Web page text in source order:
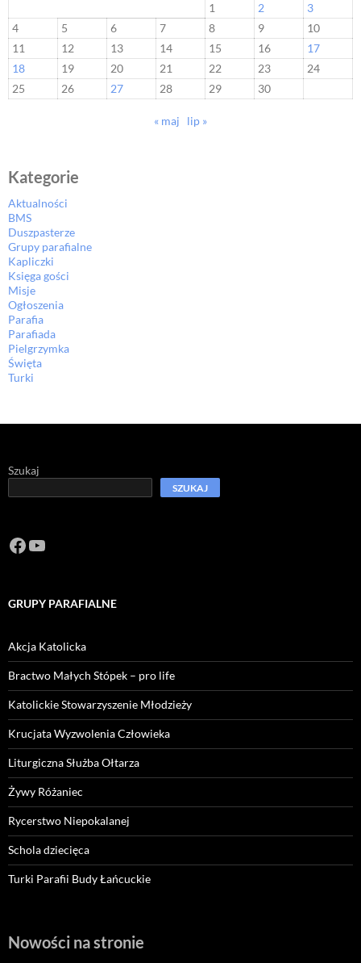
1
2
3
4
5 6 7 8 9
10
11
12 13 14 15 16
17
18
19 20 21 22 23
24
25
26 27 28 29 30
« maj lip »
Kategorie
Aktualności
BMS
Duszpasterze
Grupy parafialne
Kapliczki
Księga gości
Misje
Ogłoszenia
Parafia
Parafiada
Pielgrzymka
Święta
Turki
Szukaj
SZUKAJ
Facebook
https://www.youtube.com/channel/
GRUPY PARAFIALNE
Akcja Katolicka
Bractwo Małych Stópek – pro life
Katolickie Stowarzyszenie Młodzieży
Krucjata Wyzwolenia Człowieka
Liturgiczna Służba Ołtarza
Żywy Różaniec
Rycerstwo Niepokalanej
Schola dziecięca
Turki Parafii Budy Łańcuckie
Nowości na stronie